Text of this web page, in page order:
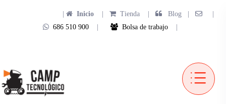
Inicio Tienda Blog |
686 510 900
Bolsa de trabajo